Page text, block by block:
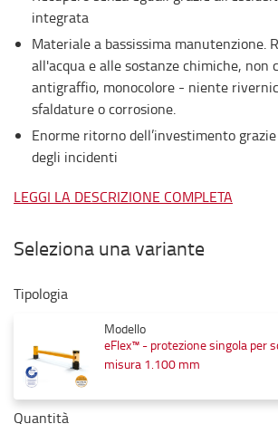
integrata
Materiale a bassissima manutenzione.
all'acqua e alle sostanze chimiche, non
antigraffio, monocolore - niente
sfaldature o corrosione.
Enorme ritorno dell’investimento
degli incidenti
LEGGI LA DESCRIZIONE COMPLETA
Seleziona una variante
Tipologia
Modello
eFlex™ - protezione singola per
misura 1.100 mm
Quantità